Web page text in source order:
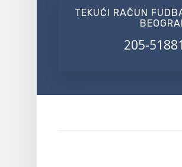
TEKUĆI RAČUN
205-